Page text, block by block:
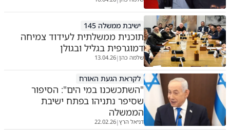
ישיבת ממשלה 145
תוכנית ממשלתית לעידוד צמיחה
דמוגרפית בגליל ובגולן
שלמה כהן|
13.04.26
לקראת הגעת האורח
"השתכשכנו במי הים": הסיפור
שסיפר נתניהו בפתח ישיבת
הממשלה
דניאל הרץ|
22.02.26